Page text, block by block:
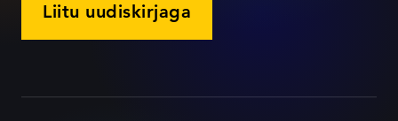
Liitu uudiskirjaga